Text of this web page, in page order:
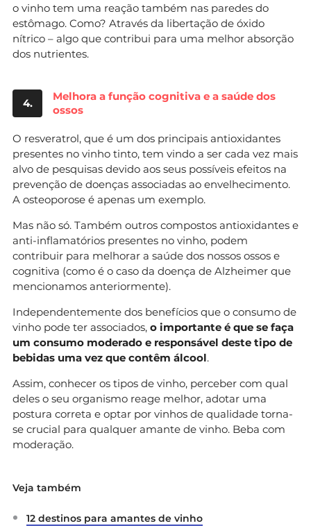
o vinho tem uma reação também nas paredes do
estômago. Como? Através da libertação de óxido
nítrico – algo que contribui para uma melhor absorção
dos nutrientes.
4.
Melhora a função cognitiva e a saúde dos
ossos
O resveratrol, que é um dos principais antioxidantes
presentes no vinho tinto, tem vindo a ser cada vez mais
alvo de pesquisas devido aos seus possíveis efeitos na
prevenção de doenças associadas ao envelhecimento.
A osteoporose é apenas um exemplo.
Mas não só. Também outros compostos antioxidantes e
anti-inflamatórios presentes no vinho, podem
contribuir para melhorar a saúde dos nossos ossos e
cognitiva (como é o caso da doença de Alzheimer que
mencionamos anteriormente).
Independentemente dos benefícios que o consumo de
vinho pode ter associados, o importante é que se faça
um consumo moderado e responsável deste tipo de
bebidas uma vez que contêm álcool.
Assim, conhecer os tipos de vinho, perceber com qual
deles o seu organismo reage melhor, adotar uma
postura correta e optar por vinhos de qualidade torna-
se crucial para qualquer amante de vinho. Beba com
moderação.
Veja também
12 destinos para amantes de vinho